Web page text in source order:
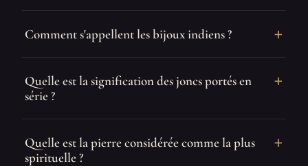
Comment s'appellent les bijoux indiens ?
Quelle est la signification des joncs portés en
série ?
Quelle est la pierre considérée comme la plus
spirituelle ?